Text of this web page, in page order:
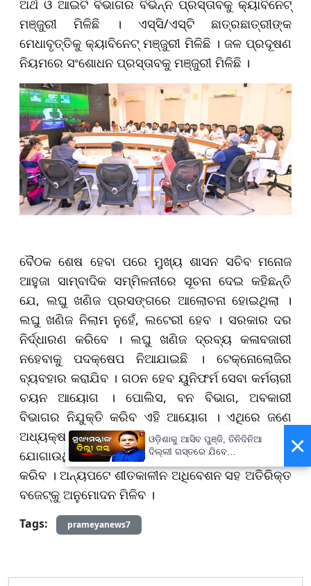
ଅର୍ଥ ଓ ଆଇଟି ବିଭାଗର ବିଭିନ୍ନ ପ୍ରସ୍ତାବକୁ କ୍ୟାବିନେଟ୍
ମଞ୍ଜୁରୀ ମିଳିଛି । ଏସ୍‌ସି/ଏସ୍‌ଟି ଛାତ୍ରଛାତ୍ରୀଙ୍କ
ମେଧାବୃତ୍ତିକୁ କ୍ୟାବିନେଟ୍ ମଞ୍ଜୁରୀ ମିଳିଛି । ଜଳ ପ୍ରଦୂଷଣ
ନିୟମରେ ସଂଶୋଧନ ପ୍ରସ୍ତାବକୁ ମଞ୍ଜୁରୀ ମିଳିଛି ।
ବୈଠକ ଶେଷ ହେବା ପରେ ମୁଖ୍ୟ ଶାସନ ସଚିବ ମନୋଜ
ଆହୁଜା ସାମ୍ବାଦିକ ସମ୍ମିଳନୀରେ ସୂଚନା ଦେଇ କହିଛନ୍ତି
ଯେ, ଲଘୁ ଖଣିଜ ପ୍ରସଙ୍ଗରେ ଆଲୋଚନା ହୋଇଥିଲା ।
ଲଘୁ ଖଣିଜ ନିଲାମ ନୁହେଁ, ଲଟେରୀ ହେବ । ସରକାର ଦର
ନିର୍ଦ୍ଧାରଣ କରିବେ । ଲଘୁ ଖଣିଜ ଦ୍ରବ୍ୟ କଳାବଜାରୀ
ନହେବାକୁ ପଦକ୍ଷେପ ନିଆଯାଇଛି । ଟେକ୍ନୋଲୋଜିର
ବ୍ୟବହାର କରାଯିବ । ଗଠନ ହେବ ୟୁନିଫର୍ମ ସେବା କର୍ମଚାରୀ
ଚୟନ ଆୟୋଗ । ପୋଲିସ, ବନ ବିଭାଗ, ଅବକାରୀ
ବିଭାଗର ନିଯୁକ୍ତି କରିବ ଏହି ଆୟୋଗ । ଏଥିରେ ଜଣେ
ଅଧ୍ୟକ୍ଷ ଦୁଇ ଜଣ ସଦସ୍ୟ ରହିବେ । ୟୁନିଫର୍ମ ସେବା
ଯୋଗାଉଥିବା ଅଧିକାରୀଙ୍କ ନିଯୁକ୍ତି ଏହି ଆୟୋଗ ହିଁ
କରିବ । ଅନ୍ୟପଟେ ଶୀତକାଳୀନ ଅଧିବେଶନ ସହ ଅତିରିକ୍ତ
ବଜେଟ୍‌କୁ ଅନୁମୋଦନ ମିଳିବ ।
Tags: prameyanews7
×
ଓଡ଼ିଶାକୁ ଆସିବ ପୁଞ୍ଜି, ତିନିଦିନିଆ
ଦିଲ୍ଲୀ ଗସ୍ତରେ ଯିବେ
ମୁଖ୍ୟମନ୍ତ୍ରୀ ମୋହନ ମାଝୀ